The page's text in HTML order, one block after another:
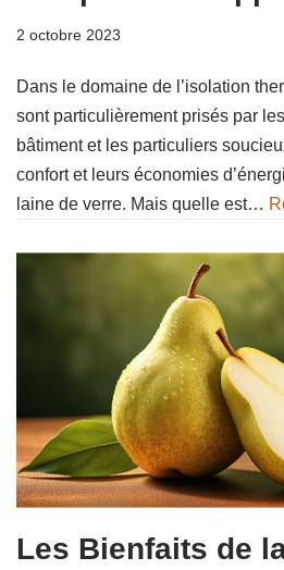
2 octobre 2023
Dans le domaine de l’isolation
sont particulièrement prisés par
bâtiment et les particuliers
confort et leurs économies
laine de verre. Mais quelle est…
Les Bienfaits de